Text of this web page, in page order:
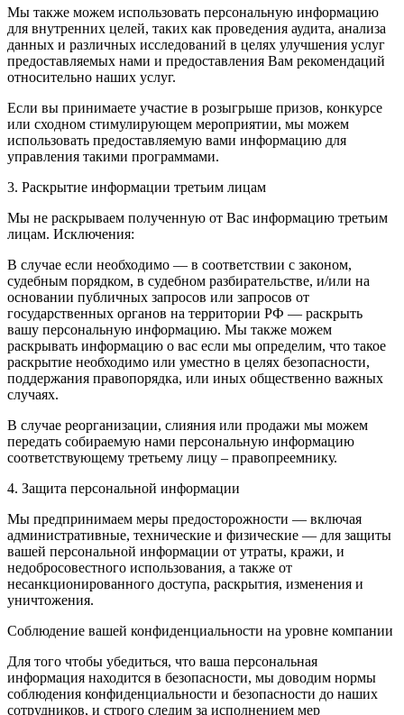
Мы также можем использовать персональную информацию
для внутренних целей, таких как проведения аудита, анализа
данных и различных исследований в целях улучшения услуг
предоставляемых нами и предоставления Вам рекомендаций
относительно наших услуг.
Если вы принимаете участие в розыгрыше призов, конкурсе
или сходном стимулирующем мероприятии, мы можем
использовать предоставляемую вами информацию для
управления такими программами.
3. Раскрытие информации третьим лицам
Мы не раскрываем полученную от Вас информацию третьим
лицам. Исключения:
В случае если необходимо — в соответствии с законом,
судебным порядком, в судебном разбирательстве, и/или на
основании публичных запросов или запросов от
государственных органов на территории РФ — раскрыть
вашу персональную информацию. Мы также можем
раскрывать информацию о вас если мы определим, что такое
раскрытие необходимо или уместно в целях безопасности,
поддержания правопорядка, или иных общественно важных
случаях.
В случае реорганизации, слияния или продажи мы можем
передать собираемую нами персональную информацию
соответствующему третьему лицу – правопреемнику.
4. Защита персональной информации
Мы предпринимаем меры предосторожности — включая
административные, технические и физические — для защиты
вашей персональной информации от утраты, кражи, и
недобросовестного использования, а также от
несанкционированного доступа, раскрытия, изменения и
уничтожения.
Соблюдение вашей конфиденциальности на уровне компании
Для того чтобы убедиться, что ваша персональная
информация находится в безопасности, мы доводим нормы
соблюдения конфиденциальности и безопасности до наших
сотрудников, и строго следим за исполнением мер